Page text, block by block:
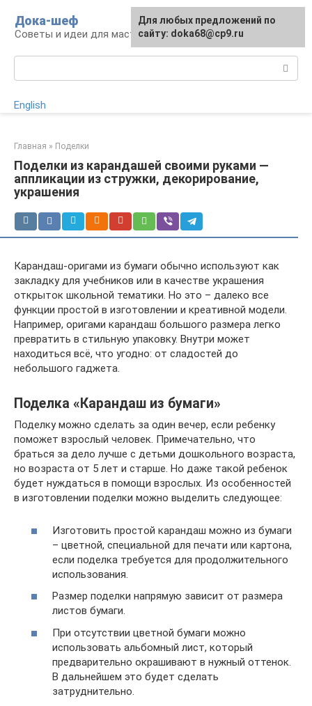
контенту
Дока-шеф
Советы и идеи для мастеров и мастериц
English
Главная » Поделки
Поделки из карандашей своими руками —
аппликации из стружки, декорирование,
украшения
Карандаш-оригами из бумаги обычно используют как
закладку для учебников или в качестве украшения
открыток школьной тематики. Но это – далеко все
функции простой в изготовлении и креативной модели.
Например, оригами карандаш большого размера легко
превратить в стильную упаковку. Внутри может
находиться всё, что угодно: от сладостей до
небольшого гаджета.
Поделка «Карандаш из бумаги»
Поделку можно сделать за один вечер, если ребенку
поможет взрослый человек. Примечательно, что
браться за дело лучше с детьми дошкольного возраста,
но возраста от 5 лет и старше. Но даже такой ребенок
будет нуждаться в помощи взрослых. Из особенностей
в изготовлении поделки можно выделить следующее:
Изготовить простой карандаш можно из бумаги
– цветной, специальной для печати или картона,
если поделка требуется для продолжительного
использования.
Размер поделки напрямую зависит от размера
листов бумаги.
При отсутствии цветной бумаги можно
использовать альбомный лист, который
предварительно окрашивают в нужный оттенок.
В дальнейшем это будет сделать
затруднительно.
Для любых предложений по
сайту: doka68@cp9.ru